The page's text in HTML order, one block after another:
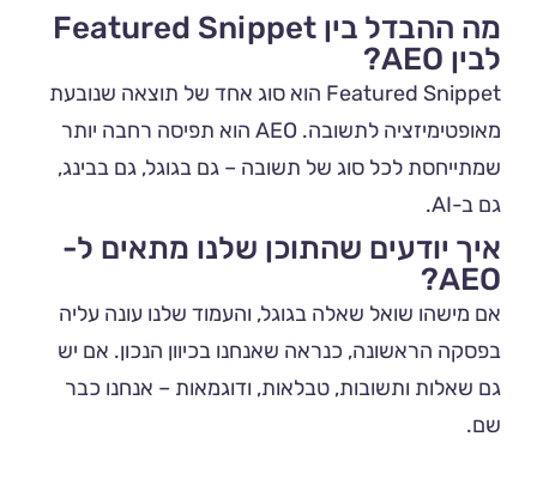
מה ההבדל בין Featured Snippet
לבין AEO?
Featured Snippet הוא סוג אחד של תוצאה שנובעת
מאופטימיזציה לתשובה. AEO הוא תפיסה רחבה יותר
שמתייחסת לכל סוג של תשובה – גם בגוגל, גם בבינג,
גם ב-AI.
איך יודעים שהתוכן שלנו מתאים ל-
AEO?
אם מישהו שואל שאלה בגוגל, והעמוד שלנו עונה עליה
בפסקה הראשונה, כנראה שאנחנו בכיוון הנכון. אם יש
גם שאלות ותשובות, טבלאות, ודוגמאות – אנחנו כבר
שם.